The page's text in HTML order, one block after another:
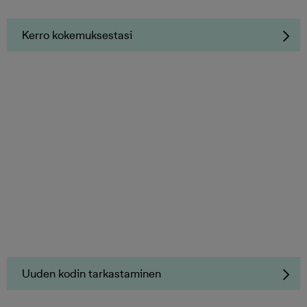
Kerro kokemuksestasi
Uuden kodin tarkastaminen